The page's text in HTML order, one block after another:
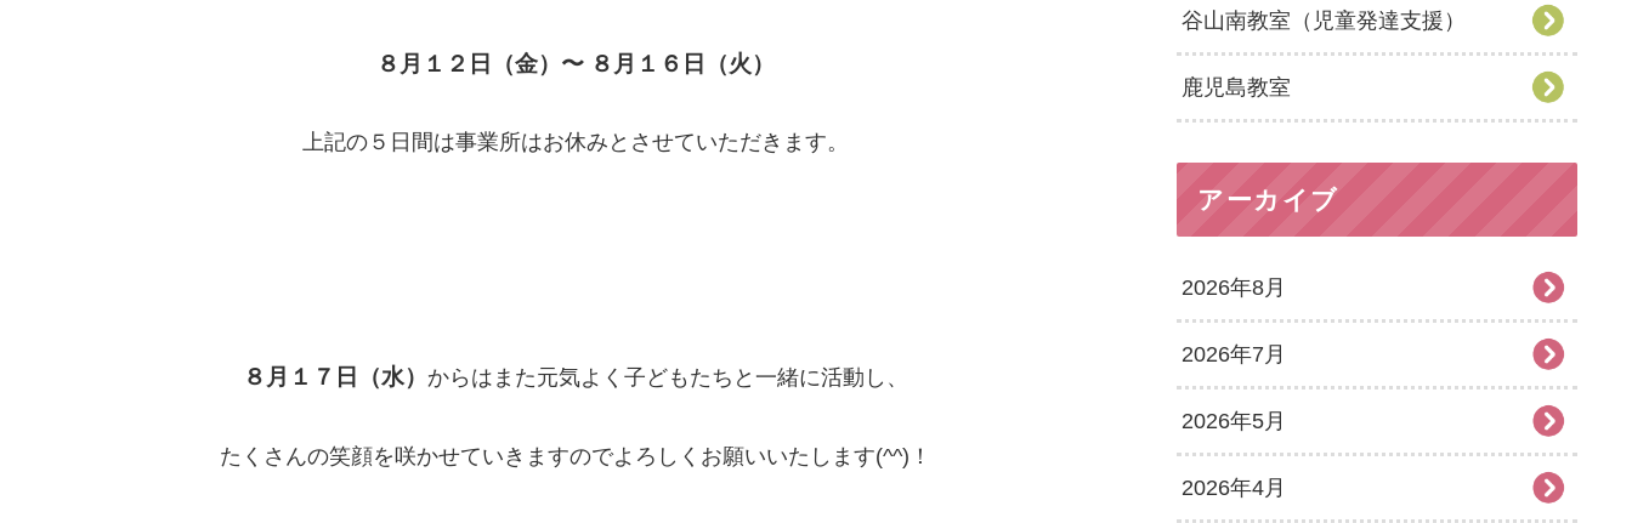
８月１２日（金）〜 ８月１６日（火）
上記の５日間は事業所はお休みとさせていただきます。
８月１７日（水） からはまた元気よく子どもたちと一緒に活動し、
たくさんの笑顔を咲かせていきますのでよろしくお願いいたします(^^)！
谷山南教室（児童発達支援）
鹿児島教室
アーカイブ
2026年8月
2026年7月
2026年5月
2026年4月